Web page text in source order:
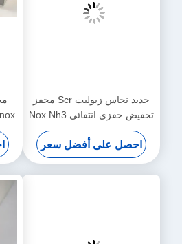
حديد نحاس زيوليت Scr محفز
تخفيض حفزي انتقائي Nox Nh3
محفز Euro 4 5 DPF SCR
Denox المستخدم في التخفيض
التحفيزي الانتقائي لأكسيد
النيتروجين
احصل على أفضل سعر